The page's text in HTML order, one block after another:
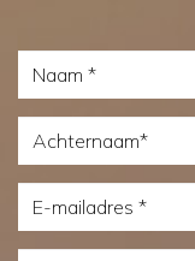
Naam
Achternaam
E-
mailadres